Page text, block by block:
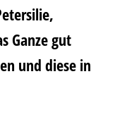
Ganze gut
und diese in